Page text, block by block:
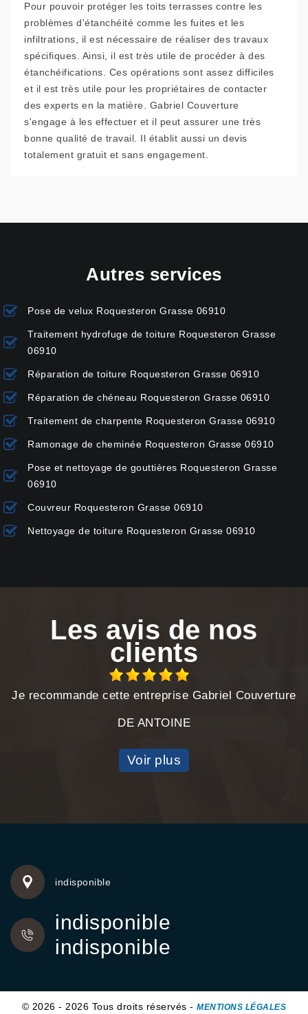
Pour pouvoir protéger les toits terrasses contre les
problèmes d'étanchéité comme les fuites et les
infiltrations, il est nécessaire de réaliser des travaux
spécifiques. Ainsi, il est très utile de procéder à des
étanchéifications. Ces opérations sont assez difficiles
et il est très utile pour les propriétaires de contacter
des experts en la matière. Gabriel Couverture
s'engage à les effectuer et il peut assurer une très
bonne qualité de travail. Il établit aussi un devis
totalement gratuit et sans engagement.
Autres services
Pose de velux Roquesteron Grasse 06910
Traitement hydrofuge de toiture Roquesteron Grasse
06910
Réparation de toiture Roquesteron Grasse 06910
Réparation de chéneau Roquesteron Grasse 06910
Traitement de charpente Roquesteron Grasse 06910
Ramonage de cheminée Roquesteron Grasse 06910
Pose et nettoyage de gouttières Roquesteron Grasse
06910
Couvreur Roquesteron Grasse 06910
Nettoyage de toiture Roquesteron Grasse 06910
Les avis de nos
clients
Je recommande cette entreprise Gabriel Couverture
DE ANTOINE
Voir plus
indisponible
indisponible
indisponible
© 2026 - 2026 Tous droits réservés -MENTIONS LÉGALES